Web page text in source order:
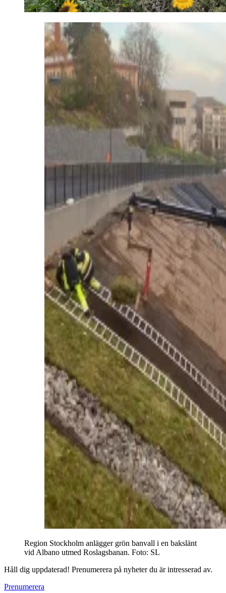
Region Stockholm anlägger grön banvall i en bakslänt
vid Albano utmed Roslagsbanan. Foto: SL
Håll dig uppdaterad! Prenumerera på nyheter du är intresserad av.
Prenumerera